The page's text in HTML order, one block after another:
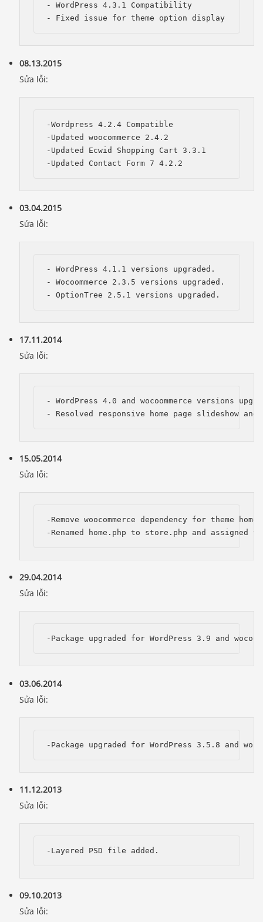
- WordPress 4.3.1 Compatibility
- Fixed issue for theme option display
08.13.2015
Sửa lỗi:
-Wordpress 4.2.4 Compatible
-Updated woocommerce 2.4.2
-Updated Ecwid Shopping Cart 3.3.1
03.04.2015
Sửa lỗi:
- WordPress 4.1.1 versions upgraded.
- Wocoommerce 2.3.5 versions upgraded.
17.11.2014
Sửa lỗi:
- WordPress 4.0 and wocoommerce versions
15.05.2014
Sửa lỗi:
-Remove woocommerce dependency for theme home
29.04.2014
Sửa lỗi:
03.06.2014
Sửa lỗi:
11.12.2013
Sửa lỗi:
-Layered PSD file added.
09.10.2013
Sửa lỗi: